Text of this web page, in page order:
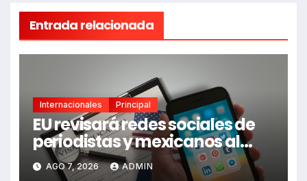
Entrada relacionada
Internacionales Principal
EU revisará redes sociales de
periodistas y mexicanos al
pedir visa
AGO 7, 2026 ADMIN